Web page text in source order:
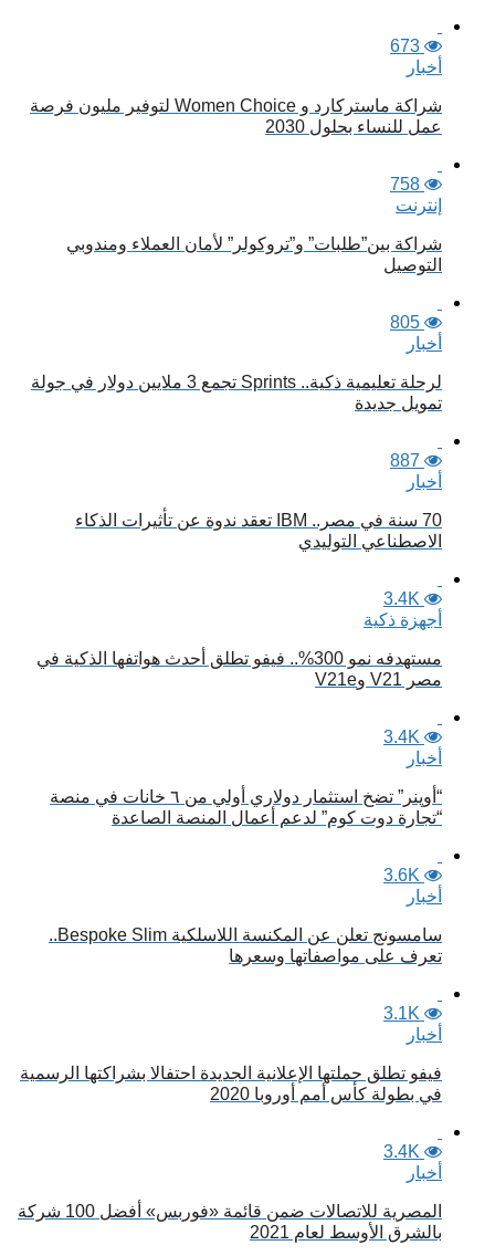
673
أخبار
شراكة ماستركارد و Women Choice لتوفير مليون فرصة
عمل للنساء بحلول 2030
758
إنترنت
شراكة بين”طلبات” و”تروكولر” لأمان العملاء ومندوبي
التوصيل
805
أخبار
لرحلة تعليمية ذكية.. Sprints تجمع 3 ملايين دولار في جولة
تمويل جديدة
887
أخبار
70 سنة في مصر.. IBM تعقد ندوة عن تأثيرات الذكاء
الاصطناعي التوليدي
3.4K
أجهزة ذكية
مستهدفه نمو 300%.. فيفو تطلق أحدث هواتفها الذكية في
مصر V21 وV21e
3.4K
أخبار
“أوپنر” تضخ استثمار دولاري أولي من ٦ خانات في منصة
“تجارة دوت كوم” لدعم أعمال المنصة الصاعدة
3.6K
أخبار
سامسونج تعلن عن المكنسة اللاسلكية Bespoke Slim..
تعرف على مواصفاتها وسعرها
3.1K
أخبار
فيفو تطلق حملتها الإعلانية الجديدة احتفالا بشراكتها الرسمية
في بطولة كأس أمم أوروبا 2020
3.4K
أخبار
المصرية للاتصالات ضمن قائمة «فوربس» أفضل 100 شركة
بالشرق الأوسط لعام 2021